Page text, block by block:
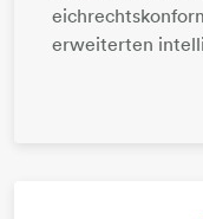
erweiterten